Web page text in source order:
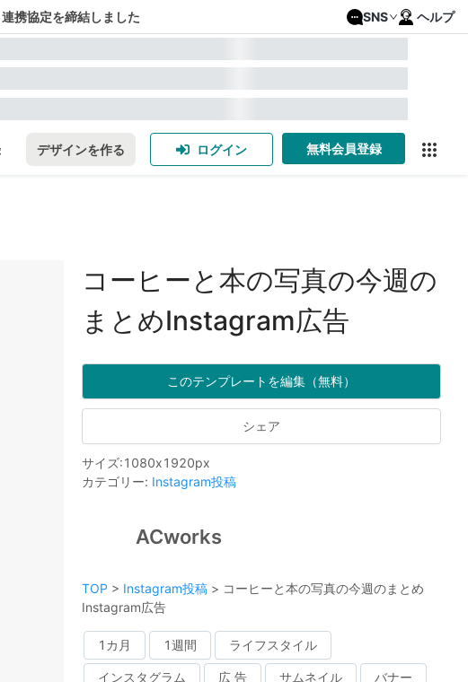
携協定を締結しました SNS ヘルプ
デザインを作る ログイン 無料会員登録
コーヒーと本の写真の今週の
まとめInstagram広告
このテンプレートを編集（無料）
シェア
サイズ:1080x1920px
カテゴリー: Instagram投稿
ACworks
TOP > Instagram投稿 > コーヒーと本の写真の今週のまとめ
Instagram広告
1カ月 1週間 ライフスタイル
インスタグラム 広 告 サムネイル バナー